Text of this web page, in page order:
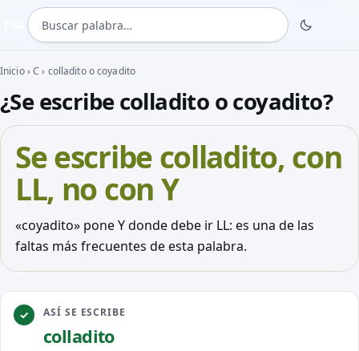
Buscar palabra
Inicio›C › colladito o coyadito
¿Se escribe colladito o coyadito?
Se escribecolladito, con
LL, no con Y
«coyadito» pone Y donde debe ir LL: es una de las
faltas más frecuentes de esta palabra.
ASÍ SE ESCRIBE
colladito